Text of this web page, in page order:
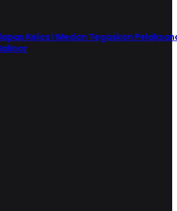
Kelas I Medan Tegaskan